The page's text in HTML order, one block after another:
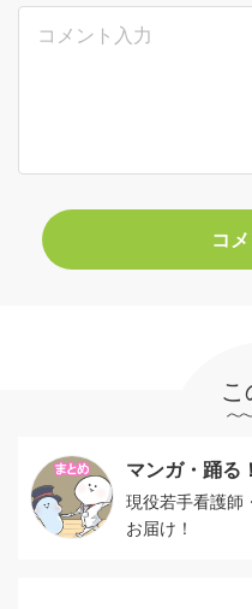
こ
マンガ・踊る
現役若手看護師
お届け！